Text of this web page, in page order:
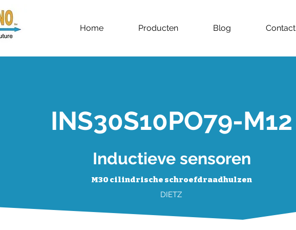
Home Producten Blog Contact
Inductieve sensoren
M30 cilindrische schroefdraadhulzen
DIETZ
INS30S10PO79-M12